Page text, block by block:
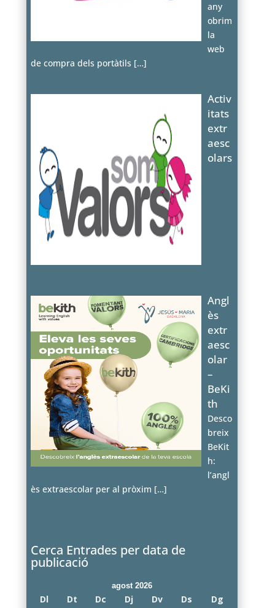
any
obrim
la
web
de compra dels portàtils […]
Activ
itats
extr
aesc
olars
Angl
ès
extr
aesc
olar
–
BeKi
th
Desco
breix
BeKit
h:
l’angl
ès extraescolar per al pròxim […]
Cerca Entrades per data de
publicació
agost 2026
Dl Dt Dc Dj Dv Ds Dg